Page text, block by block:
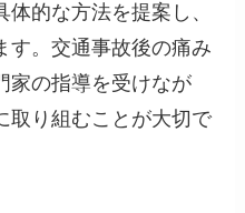
的な方法を提案し、
す。交通事故後の痛み
家の指導を受けなが
取り組むことが大切で